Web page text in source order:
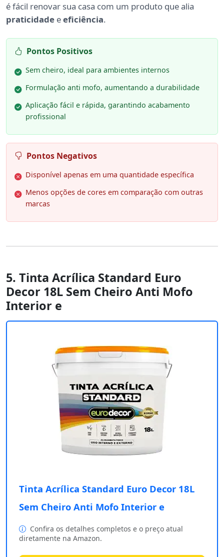
é fácil renovar sua casa com um produto que alia
praticidade eeficiência.
Pontos Positivos
Sem cheiro, ideal para ambientes internos
Formulação anti mofo, aumentando a durabilidade
Aplicação fácil e rápida, garantindo acabamento
profissional
Pontos Negativos
Disponível apenas em uma quantidade específica
Menos opções de cores em comparação com outras
marcas
5. Tinta Acrílica Standard Euro
Decor 18L Sem Cheiro Anti Mofo
Interior e
Tinta Acrílica Standard Euro Decor 18L
Sem Cheiro Anti Mofo Interior e
Confira os detalhes completos e o preço atual
diretamente na Amazon.